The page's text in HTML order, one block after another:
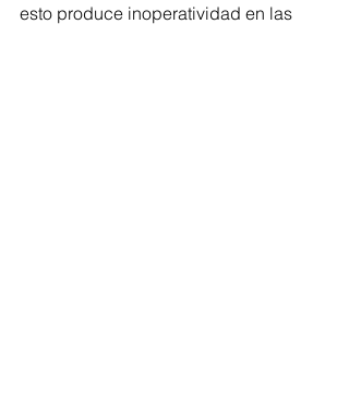
esto produce inoperatividad en las